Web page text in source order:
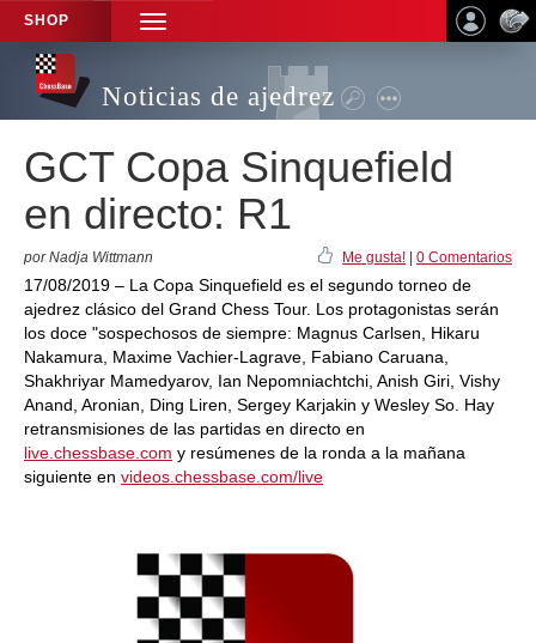
SHOP
TOGGLE
NAVIGATION
Noticias de ajedrez
GCT Copa Sinquefield
en directo: R1
por Nadja Wittmann Me gusta! 0 Comentarios
17/08/2019 – La Copa Sinquefield es el segundo torneo de
ajedrez clásico del Grand Chess Tour. Los protagonistas serán
los doce "sospechosos de siempre: Magnus Carlsen, Hikaru
Nakamura, Maxime Vachier-Lagrave, Fabiano Caruana,
Shakhriyar Mamedyarov, Ian Nepomniachtchi, Anish Giri, Vishy
Anand, Aronian, Ding Liren, Sergey Karjakin y Wesley So. Hay
retransmisiones de las partidas en directo en
live.chessbase.com y resúmenes de la ronda a la mañana
siguiente en videos.chessbase.com/live